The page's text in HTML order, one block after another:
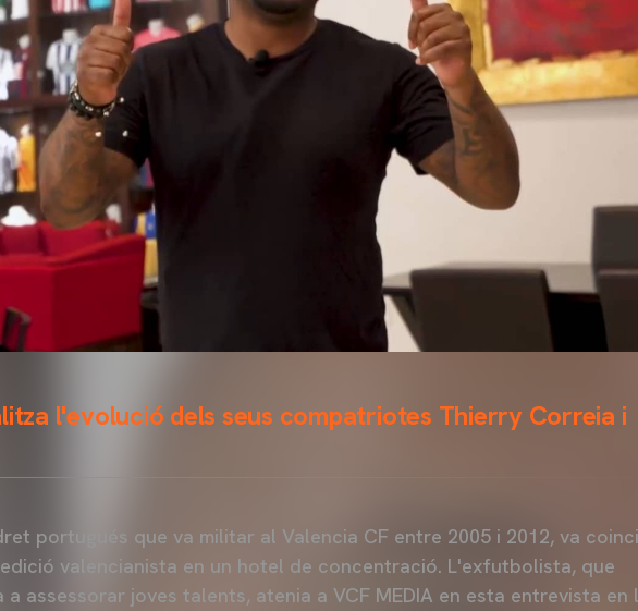
l'evolució dels seus compatriotes Thierry Correia i
portugués que va militar al Valencia CF entre 2005 i 2012, va
valencianista en un hotel de concentració. L'exfutbolista, que
a assessorar joves talents, atenia a VCF MEDIA en esta entrevista en